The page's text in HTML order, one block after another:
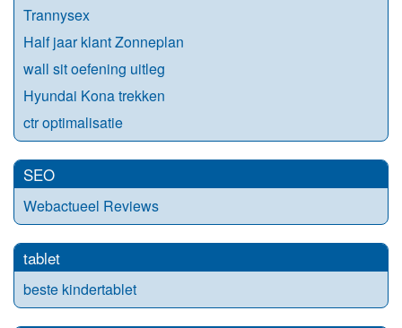
Trannysex
Half jaar klant Zonneplan
wall sit oefening uitleg
Hyundai Kona trekken
ctr optimalisatie
SEO
Webactueel Reviews
tablet
beste kindertablet